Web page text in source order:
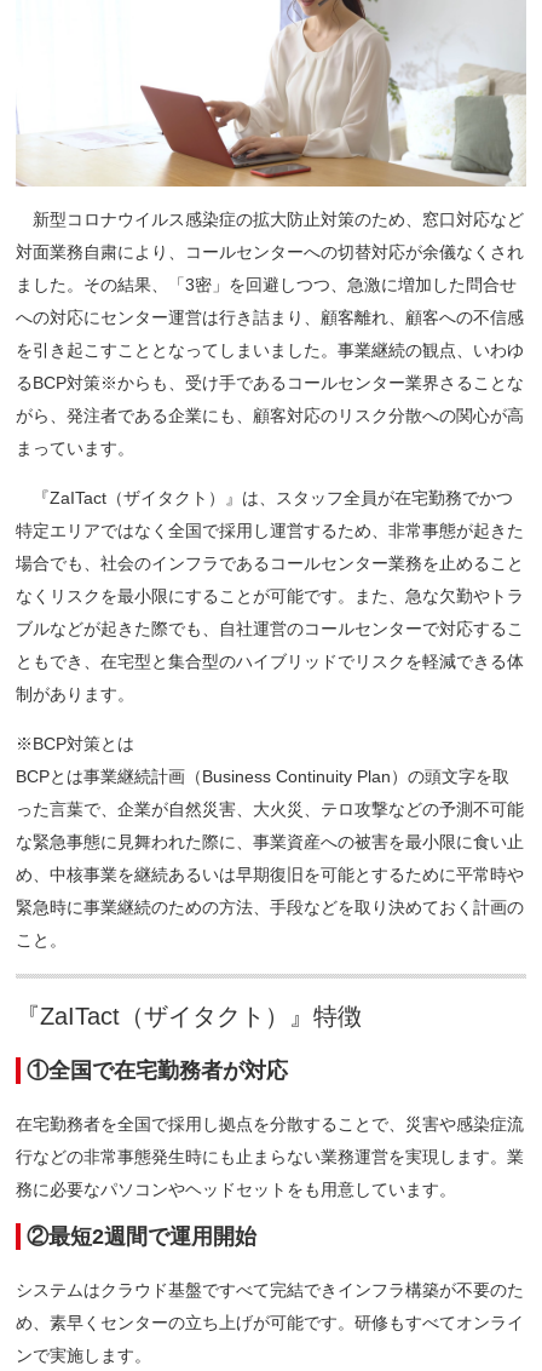
新型コロナウイルス感染症の拡大防止対策のため、窓口対応など
対面業務自粛により、コールセンターへの切替対応が余儀なくされ
ました。その結果、「3密」を回避しつつ、急激に増加した問合せ
への対応にセンター運営は行き詰まり、顧客離れ、顧客への不信感
を引き起こすこととなってしまいました。事業継続の観点、いわゆ
るBCP対策※からも、受け手であるコールセンター業界さることな
がら、発注者である企業にも、顧客対応のリスク分散への関心が高
まっています。
『ZaITact（ザイタクト）』は、スタッフ全員が在宅勤務でかつ
特定エリアではなく全国で採用し運営するため、非常事態が起きた
場合でも、社会のインフラであるコールセンター業務を止めること
なくリスクを最小限にすることが可能です。また、急な欠勤やトラ
ブルなどが起きた際でも、自社運営のコールセンターで対応するこ
ともでき、在宅型と集合型のハイブリッドでリスクを軽減できる体
制があります。
※BCP対策とは
BCPとは事業継続計画（Business Continuity Plan）の頭文字を取
った言葉で、企業が自然災害、大火災、テロ攻撃などの予測不可能
な緊急事態に見舞われた際に、事業資産への被害を最小限に食い止
め、中核事業を継続あるいは早期復旧を可能とするために平常時や
緊急時に事業継続のための方法、手段などを取り決めておく計画の
こと。
『ZaITact（ザイタクト）』特徴
①全国で在宅勤務者が対応
在宅勤務者を全国で採用し拠点を分散することで、災害や感染症流
行などの非常事態発生時にも止まらない業務運営を実現します。業
務に必要なパソコンやヘッドセットをも用意しています。
②最短2週間で運用開始
システムはクラウド基盤ですべて完結できインフラ構築が不要のた
め、素早くセンターの立ち上げが可能です。研修もすべてオンライ
ンで実施します。